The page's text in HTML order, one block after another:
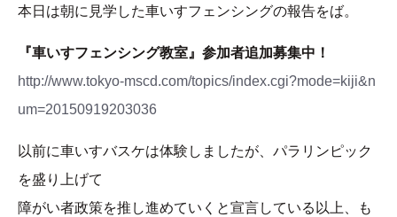
本日は朝に見学した車いすフェンシングの報告をば。
『車いすフェンシング教室』参加者追加募集中！
http://www.tokyo-mscd.com/topics/index.cgi?mode=kiji&n
um=20150919203036
以前に車いすバスケは体験しましたが、パラリンピック
を盛り上げて
障がい者政策を推し進めていくと宣言している以上、も